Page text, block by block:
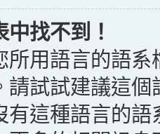
找不到！
所用語言的語
請試試建議這
有這種語言的